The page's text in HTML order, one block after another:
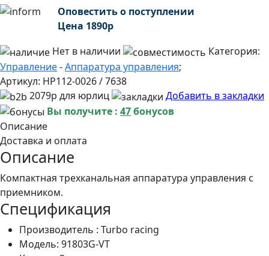
Оповестить о поступлении
Цена 1890р
Нет в наличии
Категория:
Управление-Аппаратура управления;
Артикул: HP112-0026 / 7638
2079р для юрлиц
Добавить в закладки
Вы получите : 47бонусов
Описание
Доставка и оплата
Описание
Компактная трехканальная аппаратура управления с
приемником.
Спецификация
Производитель : Turbo racing
Модель: 91803G-VT